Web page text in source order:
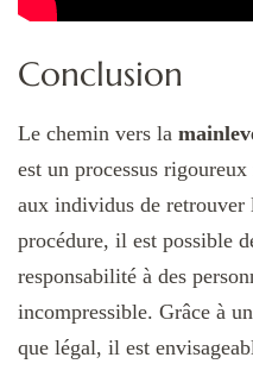
Conclusion
Le chemin vers la
est un processus
aux individus de retrouver
procédure, il est possible
responsabilité à des
incompressible. Grâce à
que légal, il est